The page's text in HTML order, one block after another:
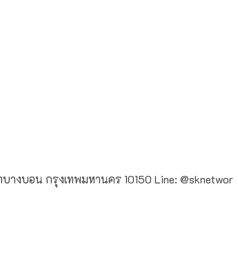
งบอน กรุงเทพมหานคร 10150 Line: @sknetwor